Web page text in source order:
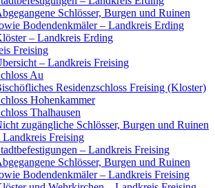
Schlösser, Burgen und Ruinen
Bodendenkmäler – Landkreis Erding
– Landkreis Erding
Freising
– Landkreis Freising
Au
Residenzschloss Freising (Kloster)
Hohenkammer
Thalhausen
zugängliche Schlösser, Burgen und Ruinen
Landkreis Freising
– Landkreis Freising
Schlösser, Burgen und Ruinen
Bodendenkmäler – Landkreis Freising